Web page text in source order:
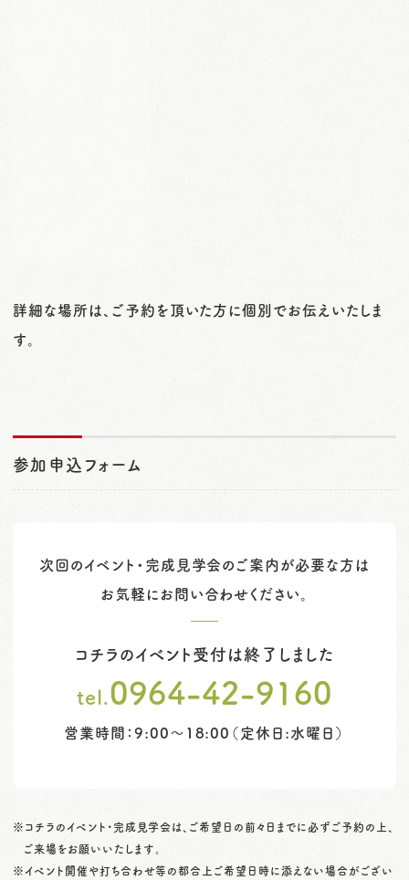
詳細な場所は、ご予約を頂いた方に個別でお伝えいたしま
す。
参加申込フォーム
次回のイベント・完成見学会のご案内が必要な方は
お気軽にお問い合わせください。
コチラのイベント受付は終了しました
tel.0964-42-9160
営業時間：9:00～18:00（定休日:水曜日）
※コチラのイベント・完成見学会は、ご希望日の前々日までに必ずご予約の上、
ご来場をお願いいたします。
※イベント開催や打ち合わせ等の都合上ご希望日時に添えない場合がござい